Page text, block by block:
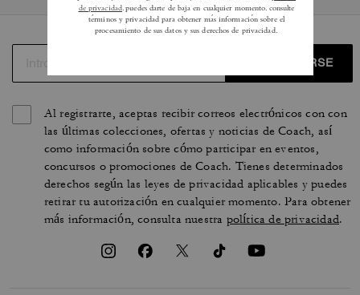
REGISTRARSE
Al registrarte, aceptas recibir correos electrónicos con con
las últimas colecciones, ofertas y noticias de Coach, así
como información sobre cómo participar en eventos,
concursos o promociones de Coach. Tienes determinados
derechos según las leyes de privacidad aplicables y puedes
retirar tu autorización en cualquier momento. Para obtener
más información, consulta nuestra política de privacidad.